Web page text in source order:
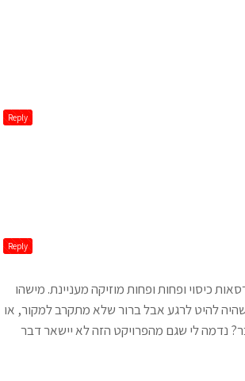
Reply
כיסוי ופחות ופחות מוזיקה מעניינת. מישהו
להיט לרגע אבל ברור שלא מתקרב למקור, או
נדמה לי שגם מהפרויקט הזה לא יישאר דבר
Reply